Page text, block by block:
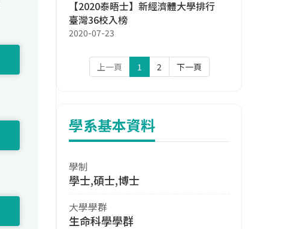
【2020泰晤士】新經濟體大學排行
臺灣36校入榜
2020-07-23
上一頁 1 2 下一頁
學系基本資料
學制
學士,碩士,博士
大學學群
生命科學學群